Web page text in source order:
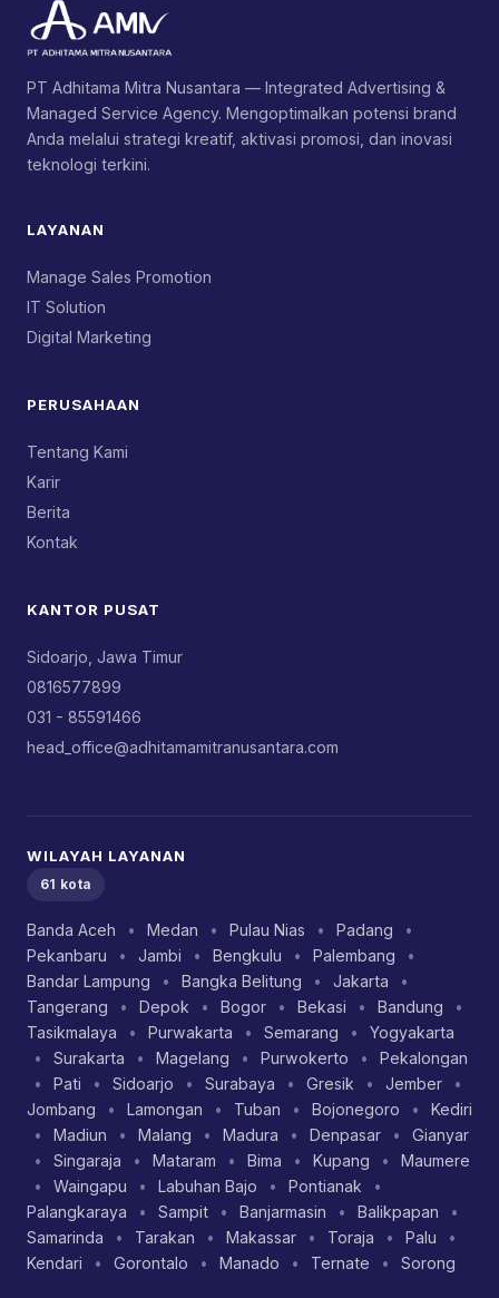
PT Adhitama Mitra Nusantara — Integrated Advertising &
Managed Service Agency. Mengoptimalkan potensi brand
Anda melalui strategi kreatif, aktivasi promosi, dan inovasi
teknologi terkini.
LAYANAN
Manage Sales Promotion
IT Solution
Digital Marketing
PERUSAHAAN
Tentang Kami
Karir
Berita
Kontak
KANTOR PUSAT
Sidoarjo, Jawa Timur
0816577899
031 - 85591466
head_office@adhitamamitranusantara.com
WILAYAH LAYANAN
61 kota
Banda Aceh • Medan • Pulau Nias • Padang
•
Pekanbaru
• Jambi • Bengkulu • Palembang
•
Bandar Lampung
• Bangka Belitung • Jakarta
•
Tangerang
• Depok • Bogor • Bekasi • Bandung
•
Tasikmalaya
• Purwakarta • Semarang •
Yogyakarta
•
Surakarta • Magelang • Purwokerto •
Pekalongan
•
Pati • Sidoarjo • Surabaya • Gresik • Jember
•
Jombang
• Lamongan • Tuban • Bojonegoro •
Kediri
•
Madiun • Malang • Madura • Denpasar •
Gianyar
•
Singaraja • Mataram • Bima • Kupang •
Maumere
•
Waingapu • Labuhan Bajo • Pontianak
•
Palangkaraya
• Sampit • Banjarmasin • Balikpapan
•
Samarinda
• Tarakan • Makassar • Toraja • Palu
•
Kendari
• Gorontalo • Manado • Ternate • Sorong